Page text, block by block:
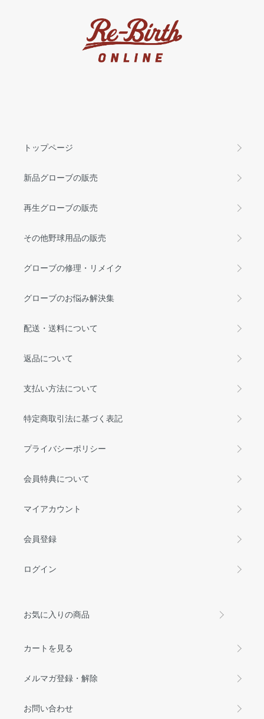
トップページ
新品グローブの販売
再生グローブの販売
その他野球用品の販売
グローブの修理・リメイク
グローブのお悩み解決集
配送・送料について
返品について
支払い方法について
特定商取引法に基づく表記
プライバシーポリシー
会員特典について
マイアカウント
会員登録
ログイン
お気に入りの商品
カートを見る
メルマガ登録・解除
お問い合わせ